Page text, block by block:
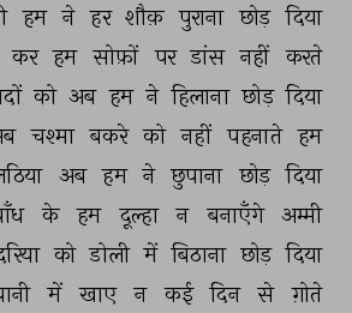
हम ने हर शौक़ पुराना छोड़ दिया
कर हम सोफ़ों पर डांस नहीं करते
को अब हम ने हिलाना छोड़ दिया
चश्मा बकरे को नहीं पहनाते हम
अब हम ने छुपाना छोड़ दिया
के हम दूल्हा न बनाएँगे अम्मी
को डोली में बिठाना छोड़ दिया
में खाए न कई दिन से ग़ोते